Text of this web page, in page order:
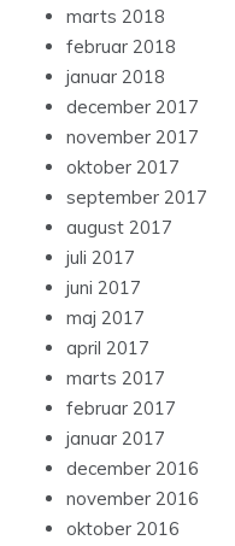
marts 2018
februar 2018
januar 2018
december 2017
november 2017
oktober 2017
september 2017
august 2017
juli 2017
juni 2017
maj 2017
april 2017
marts 2017
februar 2017
januar 2017
december 2016
november 2016
oktober 2016